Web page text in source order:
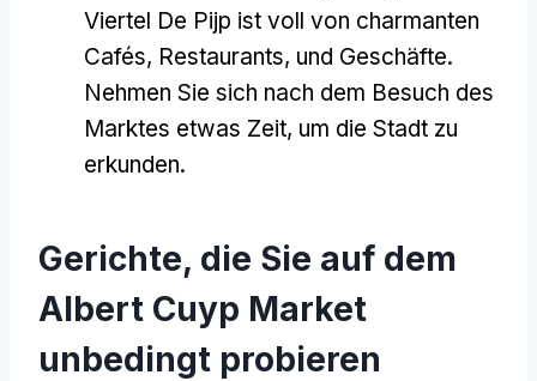
Viertel De Pijp ist voll von charmanten
Cafés, Restaurants, und Geschäfte.
Nehmen Sie sich nach dem Besuch des
Marktes etwas Zeit, um die Stadt zu
erkunden.
Gerichte, die Sie auf dem
Albert Cuyp Market
unbedingt probieren